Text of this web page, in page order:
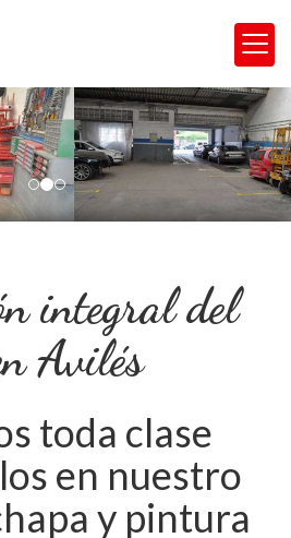
integral del
Avilés
toda clase
en nuestro
y pintura